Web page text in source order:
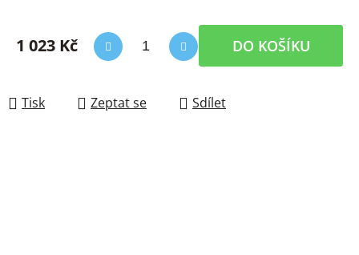
1 023 Kč DO KOŠÍKU
Tisk Zeptat se Sdílet